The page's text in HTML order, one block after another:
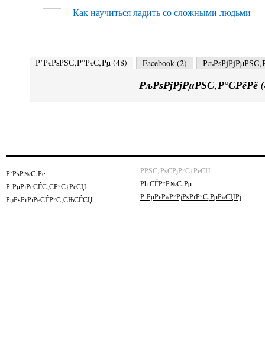
Как научиться ладить со сложными людьми
Р’РєРѕРЅС‚Р°РєС‚Рµ (48) Facebook (2)
РљРѕРјРјРµРЅС‚Р°СРёРё (
Р’РѕР№С‚Рё
Р РµРіРёСЃС‚СР°С†РёСЏ
РџРѕРґРїРёСЃР°С‚СЊСЃСЏ
РРЅС„РѕСРјР°С†РёСЏ
Рћ СЃР°Р№С‚Рµ
Р РµРєР»Р°РјРѕРґР°С‚РµР»СЏРј